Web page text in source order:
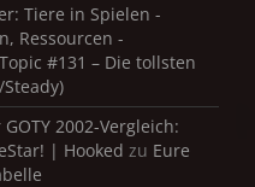
Tiere in Spielen -
Ressourcen -
#131 – Die tollsten
2002-Vergleich:
| Hooked zu Eure